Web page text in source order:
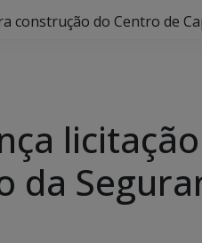
construção do Centro de
da